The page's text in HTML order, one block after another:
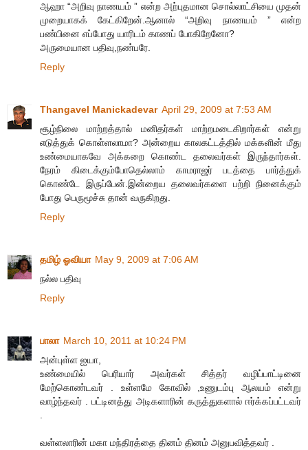
ஆஹா “அறிவு நாணயம் ” என்ற அற்புதமான சொல்லாட்சியை முதன்
முறையாகக் கேட்கிறேன்.ஆனால் “அறிவு நாணயம் ” என்ற
பண்பினை எப்போது யாரிடம் காணப் போகிறேனோ?
அருமையான பதிவு,நண்பரே.
Reply
Thangavel Manickadevar April 29, 2009 at 7:53 AM
சூழ்நிலை மாற்றத்தால் மனிதர்கள் மாற்றமடைகிறார்கள் என்று
எடுத்துக் கொள்ளலாமா? அன்றைய காலகட்டத்தில் மக்களின் மீது
உண்மையாகவே அக்கறை கொண்ட தலைவர்கள் இருந்தார்கள்.
நேரம் கிடைக்கும்போதெல்லாம் காமராஜர் படத்தை பார்த்துக்
கொண்டே இருப்பேன்.இன்றைய தலைவர்களை பற்றி நினைக்கும்
போது பெருமூச்சு தான் வருகிறது.
Reply
தமிழ் ஓவியா May 9, 2009 at 7:06 AM
நல்ல பதிவு
Reply
பாலா March 10, 2011 at 10:24 PM
அன்புள்ள ஐயா,
உண்மையில் பெரியார் அவர்கள் சித்தர் வழிப்பாட்டினை
மேற்கொண்டவர் . உள்ளமே கோவில் ,உணுடம்பு ஆலயம் என்று
வாழ்ந்தவர் . பட்டினத்து அடிகளாரின் கருத்துகளால் ஈர்க்கப்பட்டவர்
வள்ளலாரின் மகா மந்திரத்தை தினம் தினம் அனுபவித்தவர் .